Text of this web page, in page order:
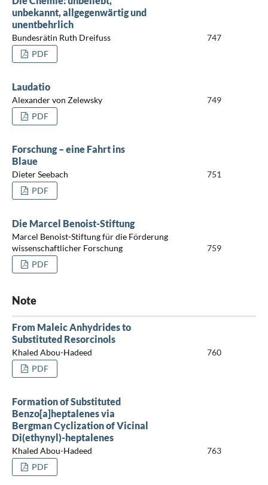
unbekannt, allgegenwärtig und
unentbehrlich
Bundesrätin Ruth Dreifuss
747
PDF
Laudatio
Alexander von Zelewsky
749
PDF
Forschung – eine Fahrt ins
Blaue
Dieter Seebach
751
PDF
Die Marcel Benoist-Stiftung
Marcel Benoist-Stiftung für die Förderung
wissenschaftlicher Forschung
759
PDF
Note
From Maleic Anhydrides to
Substituted Resorcinols
Khaled Abou-Hadeed
760
PDF
Formation of Substituted
Benzo[a]heptalenes via
Bergman Cyclization of Vicinal
Di(ethynyl)-heptalenes
Khaled Abou-Hadeed
763
PDF